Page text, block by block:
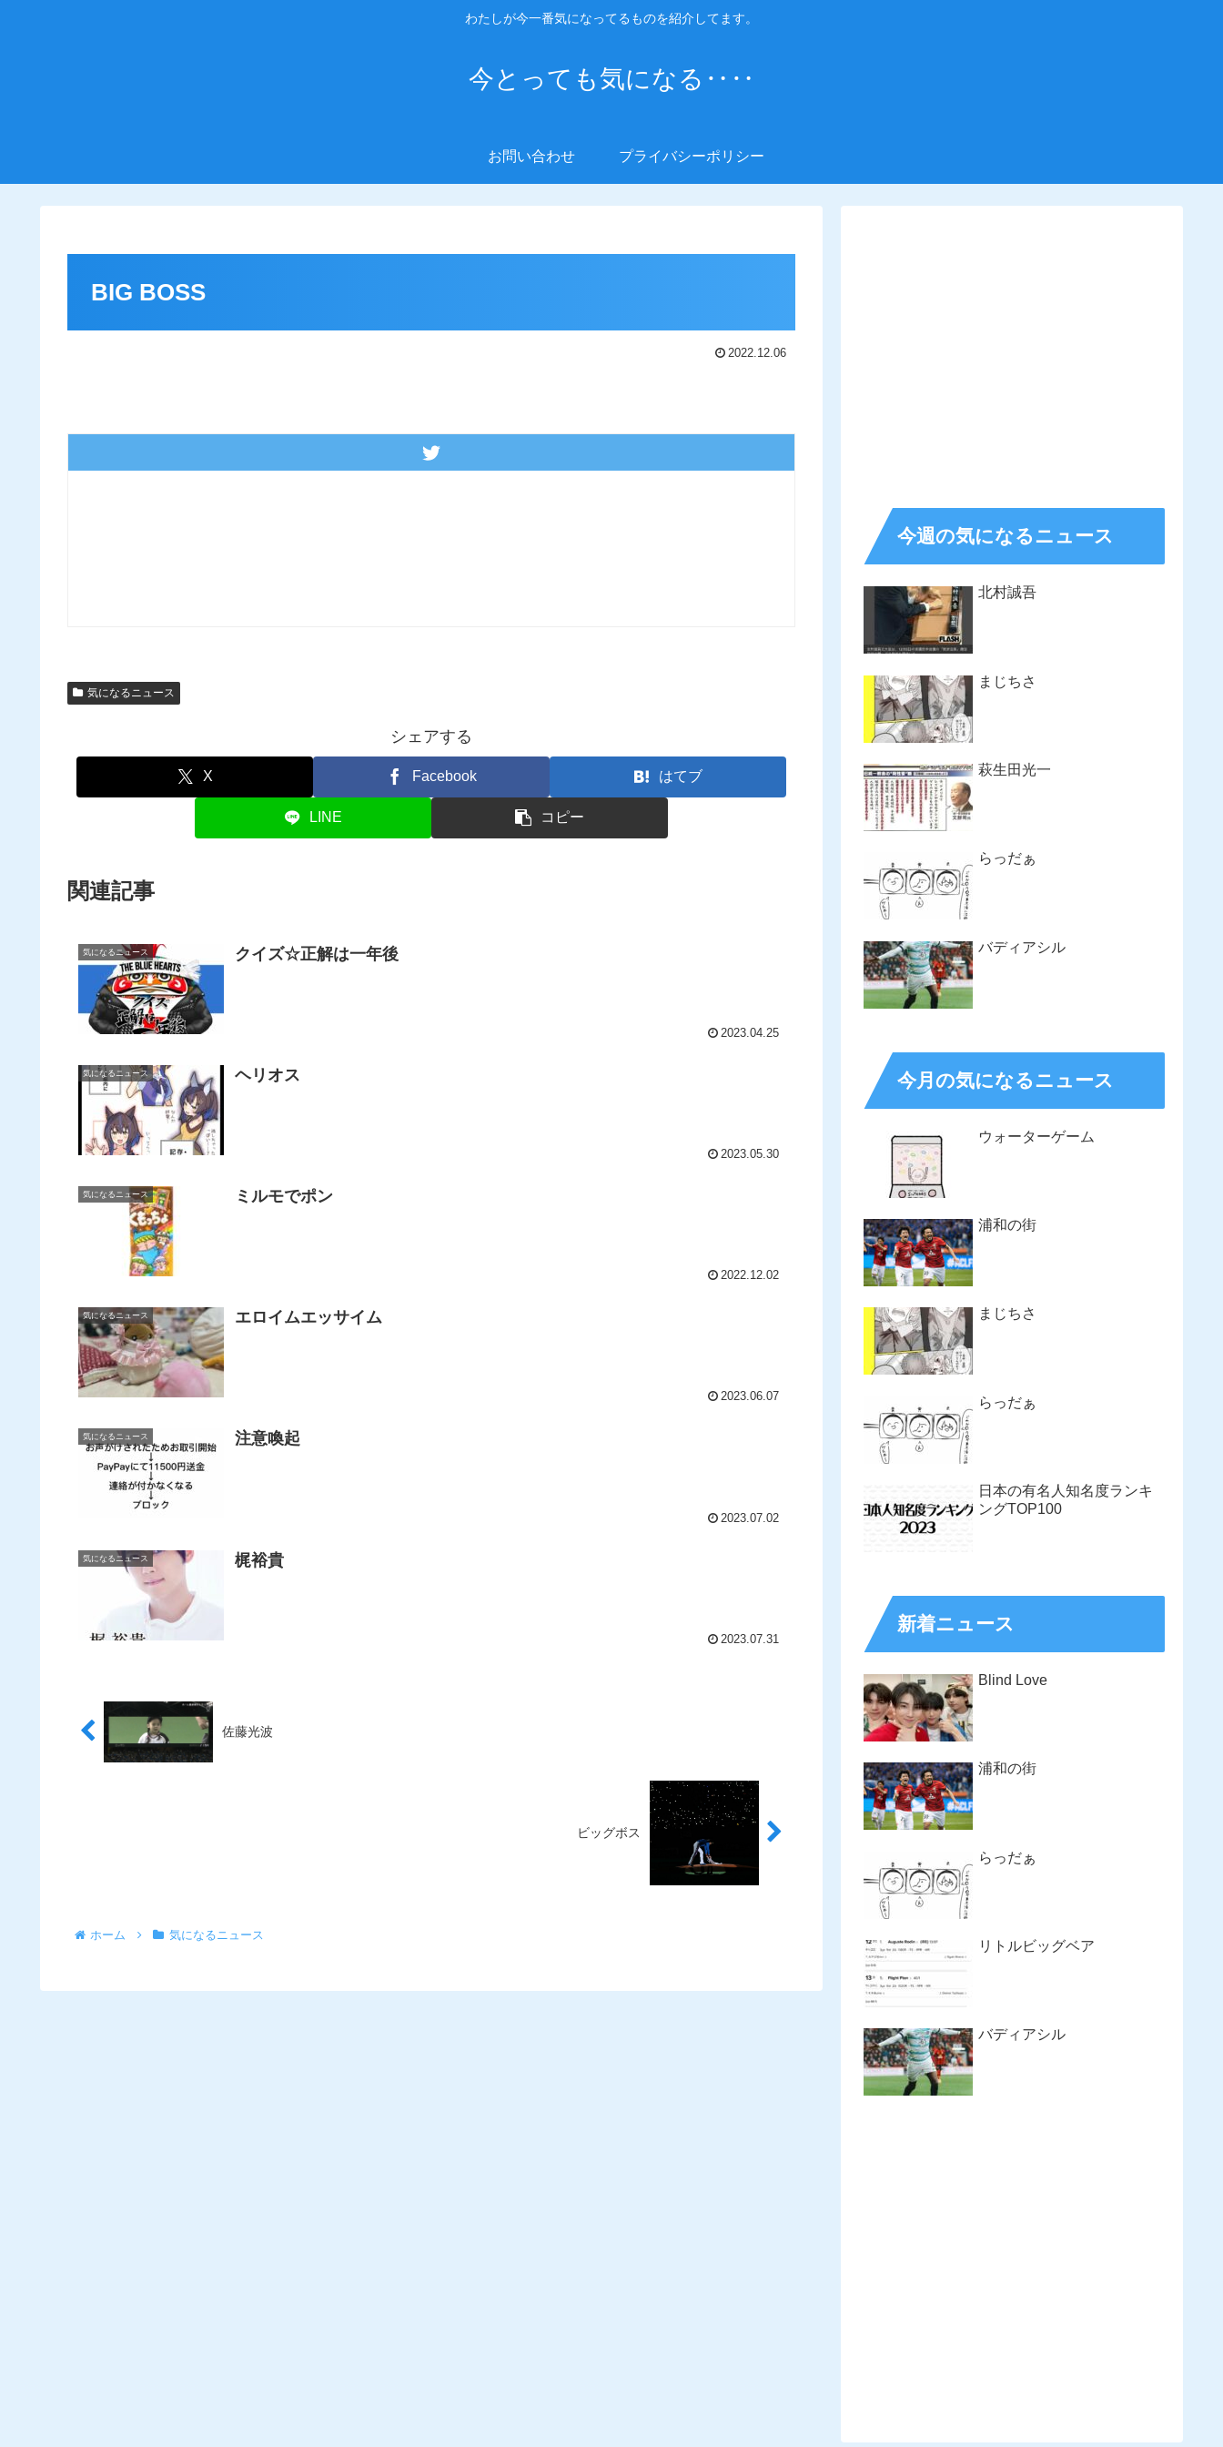
わたしが今一番気になってるものを紹介してます。
今とっても気になる‥‥
お問い合わせ プライバシーポリシー
BIG BOSS
2022.12.06
気になるニュース
シェアする
X Facebook はてブ
LINE コピー
関連記事
気になるニュース クイズ☆正解は一年後
2023.04.25
気になるニュース ヘリオス
2023.05.30
気になるニュース ミルモでポン
2022.12.02
気になるニュース エロイムエッサイム
2023.06.07
気になるニュース 注意喚起
2023.07.02
気になるニュース 梶裕貴
2023.07.31
佐藤光波
ビッグボス
ホーム 気になるニュース
今週の気になるニュース
北村誠吾
まじちさ
萩生田光一
らっだぁ
バディアシル
今月の気になるニュース
ウォーターゲーム
浦和の街
まじちさ
らっだぁ
日本の有名人知名度ランキ
ングTOP100
新着ニュース
Blind Love
浦和の街
らっだぁ
リトルビッグベア
バディアシル